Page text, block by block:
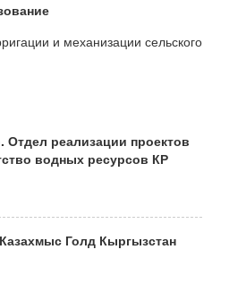
и механизации сельского
Отдел реализации проектов
водных ресурсов КР
Голд Кыргызстан